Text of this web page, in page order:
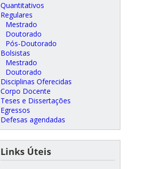
Quantitativos
Regulares
Mestrado
Doutorado
Pós-Doutorado
Bolsistas
Mestrado
Doutorado
Disciplinas Oferecidas
Corpo Docente
Teses e Dissertações
Egressos
Defesas agendadas
Links Úteis